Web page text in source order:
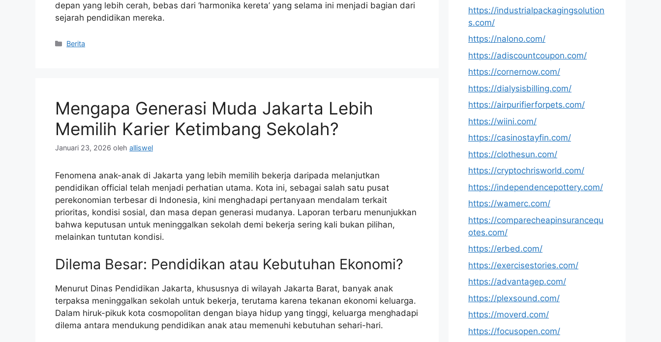
depan yang lebih cerah, bebas dari ‘harmonika kereta’ yang selama ini menjadi bagian dari
sejarah pendidikan mereka.
Kategori
Berita
Mengapa Generasi Muda Jakarta Lebih
Memilih Karier Ketimbang Sekolah?
Januari 23, 2026 oleh alliswel
Fenomena anak-anak di Jakarta yang lebih memilih bekerja daripada melanjutkan
pendidikan official telah menjadi perhatian utama. Kota ini, sebagai salah satu pusat
perekonomian terbesar di Indonesia, kini menghadapi pertanyaan mendalam terkait
prioritas, kondisi sosial, dan masa depan generasi mudanya. Laporan terbaru menunjukkan
bahwa keputusan untuk meninggalkan sekolah demi bekerja sering kali bukan pilihan,
melainkan tuntutan kondisi.
Dilema Besar: Pendidikan atau Kebutuhan Ekonomi?
Menurut Dinas Pendidikan Jakarta, khususnya di wilayah Jakarta Barat, banyak anak
terpaksa meninggalkan sekolah untuk bekerja, terutama karena tekanan ekonomi keluarga.
Dalam hiruk-pikuk kota cosmopolitan dengan biaya hidup yang tinggi, keluarga menghadapi
dilema antara mendukung pendidikan anak atau memenuhi kebutuhan sehari-hari.
https://industrialpackagingsolution
s.com/
https://nalono.com/
https://adiscountcoupon.com/
https://cornernow.com/
https://dialysisbilling.com/
https://airpurifierforpets.com/
https://wiini.com/
https://casinostayfin.com/
https://clothesun.com/
https://cryptochrisworld.com/
https://independencepottery.com/
https://wamerc.com/
https://comparecheapinsurancequ
otes.com/
https://erbed.com/
https://exercisestories.com/
https://advantagep.com/
https://plexsound.com/
https://moverd.com/
https://focusopen.com/